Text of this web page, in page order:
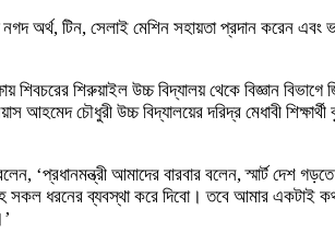
অর্থ, টিন, সেলাই মেশিন সহায়তা প্রদান করেন
শিবচরের শিরুয়াইল উচ্চ বিদ্যালয় থেকে বিজ্ঞান
চৌধুরী উচ্চ বিদ্যালয়ের দরিদ্র মেধাবী শিক্ষার্থী
‘প্রধানমন্ত্রী আমাদের বারবার বলেন, স্মার্ট দেশ
সকল ধরনের ব্যবস্থা করে দিবো। তবে আমার একটাই